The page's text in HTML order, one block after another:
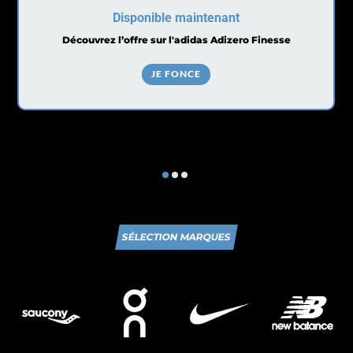
Disponible maintenant
Découvrez l’offre sur l'adidas Adizero Finesse
JE FONCE
SÉLECTION MARQUES